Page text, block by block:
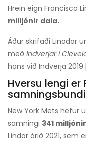
Hrein eign Francisco
milljónir dala.
Áður skrifaði Linodor
með Indverjar í
hans við Indverja 2019
Hversu lengi er
New York Mets hefur
samningi 341
Lindor árið 2021,